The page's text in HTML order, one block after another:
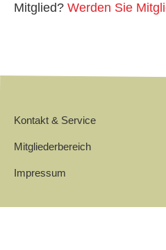
Mitglied? Werden Sie
Kontakt & Service
Mitgliederbereich
Impressum